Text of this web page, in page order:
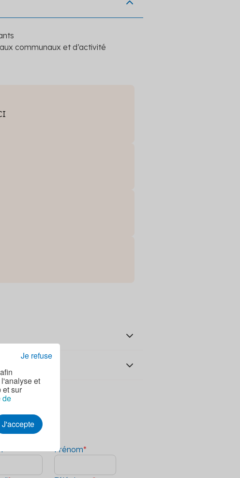
et
et sur
de
J'accepte
Je refuse
communaux et d’activité
an
industrie-tertiaire basées
* Prénom*